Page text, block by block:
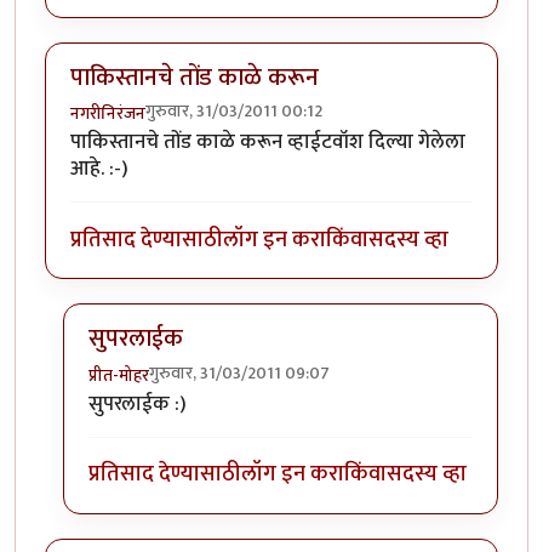
पाकिस्तानचे तोंड काळे करून
नगरीनिरंजनगुरुवार, 31/03/2011 00:12
पाकिस्तानचे तोंड काळे करून व्हाईटवॉश दिल्या गेलेला
आहे. :-)
प्रतिसाद देण्यासाठीलॉग इन कराकिंवासदस्य व्हा
सुपरलाईक
प्रीत-मोहरगुरुवार, 31/03/2011 09:07
In reply toपाकिस्तानचे तोंड काळे करून
सुपरलाईक :)
प्रतिसाद देण्यासाठीलॉग इन कराकिंवासदस्य व्हा